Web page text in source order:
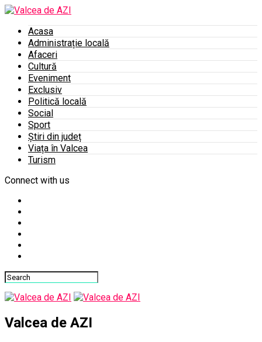
Acasa
Administrație locală
Afaceri
Cultură
Eveniment
Exclusiv
Politică locală
Social
Sport
Știri din județ
Viața în Valcea
Turism
Connect with us
Valcea de AZI